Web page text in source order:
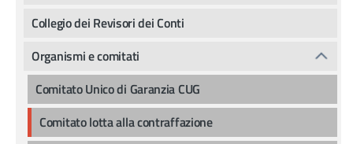
Collegio dei Revisori dei Conti
Organismi e comitati
Comitato Unico di Garanzia CUG
Comitato lotta alla contraffazione